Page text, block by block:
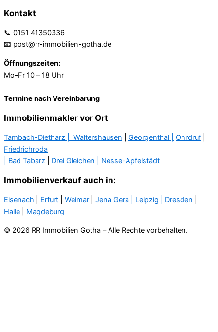
Kontakt
📞 0151 41350336
📧 post@rr-immobilien-gotha.de
Öffnungszeiten:
Mo–Fr 10 – 18 Uhr
Termine nach Vereinbarung
Immobilienmakler vor Ort
Tambach-Dietharz | Waltershausen Georgenthal | Ohrdruf
Friedrichroda
| Bad Tabarz
Drei Gleichen | Nesse-Apfelstädt
Immobilienverkauf auch in:
Eisenach Erfurt Weimar Jena Gera | Leipzig | Dresden
Halle
Magdeburg
© 2026 RR Immobilien Gotha – Alle Rechte vorbehalten.